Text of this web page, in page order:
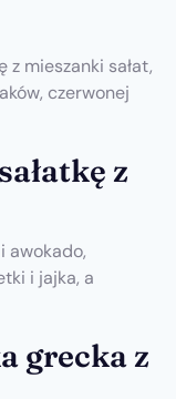
z mieszanki sałat,
czerwonej
z
awokado,
i jajka, a
grecka z